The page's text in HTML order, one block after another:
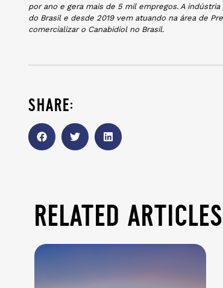
por ano e gera mais de 5 mil empregos. A
do Brasil e desde 2019 vem atuando na área de
comercializar o Canabidiol no Brasil.
share:
related articles